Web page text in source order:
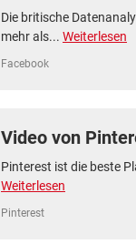
Die britische
mehr als... Weiterlesen
Facebook
Video von
Pinterest ist die beste
Weiterlesen
Pinterest